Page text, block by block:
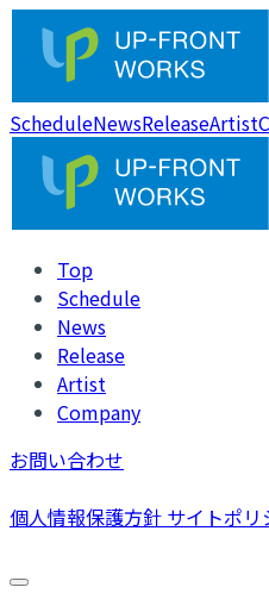
ScheduleNewsReleaseArtist
Top
Schedule
News
Release
Artist
Company
お問い合わせ
個人情報保護方針 サイトポリ